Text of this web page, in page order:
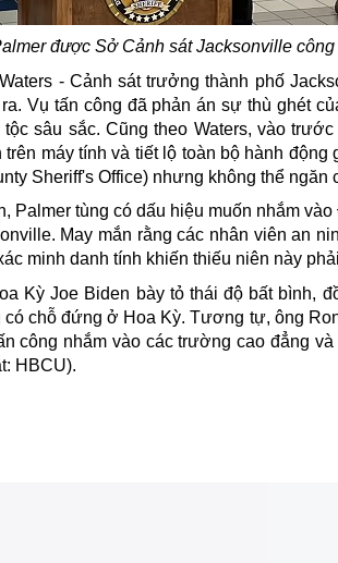
được Sở Cảnh sát Jacksonville
- Cảnh sát trưởng thành phố
Vụ tấn công đã phản án sự thù ghét
sâu sắc. Cũng theo Waters, vào
máy tính và tiết lộ toàn bộ hành
Sheriff's Office) nhưng không thể ngăn
Palmer tùng có dấu hiệu muốn nhắm
May mắn rằng các nhân viên an
minh danh tính khiến thiếu niên này
Kỳ Joe Biden bày tỏ thái độ bất bình,
có chỗ đứng ở Hoa Kỳ. Tương tự, ông
công nhắm vào các trường cao đẳng
HBCU).